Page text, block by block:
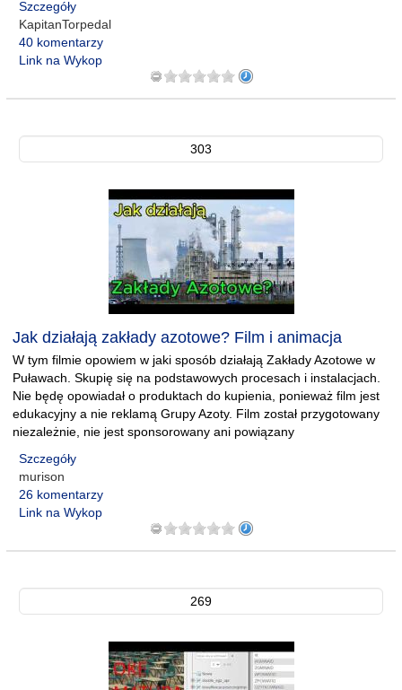
Szczegóły
KapitanTorpedal
40 komentarzy
Link na Wykop
303
Jak działają zakłady azotowe? Film i animacja
W tym filmie opowiem w jaki sposób działają Zakłady Azotowe w
Puławach. Skupię się na podstawowych procesach i instalacjach.
Nie będę opowiadał o produktach do kupienia, ponieważ film jest
edukacyjny a nie reklamą Grupy Azoty. Film został przygotowany
niezależnie, nie jest sponsorowany ani powiązany
Szczegóły
murison
26 komentarzy
Link na Wykop
269